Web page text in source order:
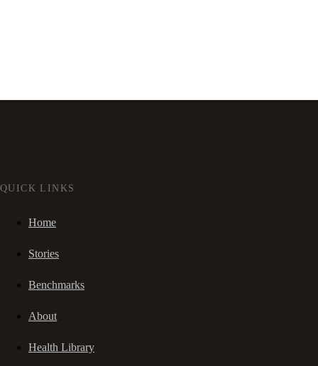
QUICK LINKS
Home
Stories
Benchmarks
About
Health Library